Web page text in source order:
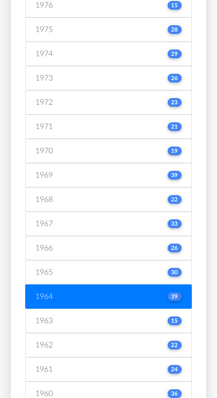
1976 15
1975 28
1974 29
1973 26
1972 23
1971 21
1970 19
1969 39
1968 22
1967 33
1966 26
1965 30
1964 39
1963 15
1962 22
1961 24
1960 36